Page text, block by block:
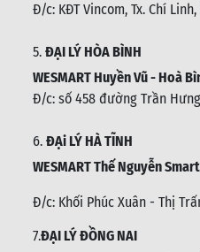
Đ/c: KĐT Vincom, Tx. Chí
5. ĐẠI LÝ HÒA BÌNH
WESMART Huyền Vũ - Hoà
Đ/c: số 458 đường Trần
6. ĐẠi LÝ HÀ TĨNH
WESMART Thế Nguyễn
Đ/c: Khối Phúc Xuân - Thị
7.ĐẠI LÝ ĐỒNG NAI